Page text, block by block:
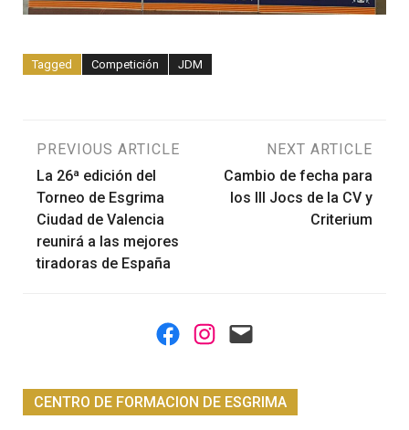
Tagged Competición JDM
Navegación
de
entradas
PREVIOUS ARTICLE
La 26ª edición del
Torneo de Esgrima
Ciudad de Valencia
reunirá a las mejores
tiradoras de España
NEXT ARTICLE
Cambio de fecha para
los III Jocs de la CV y
Criterium
Facebook
Instagram
Mail
CENTRO DE FORMACION DE ESGRIMA